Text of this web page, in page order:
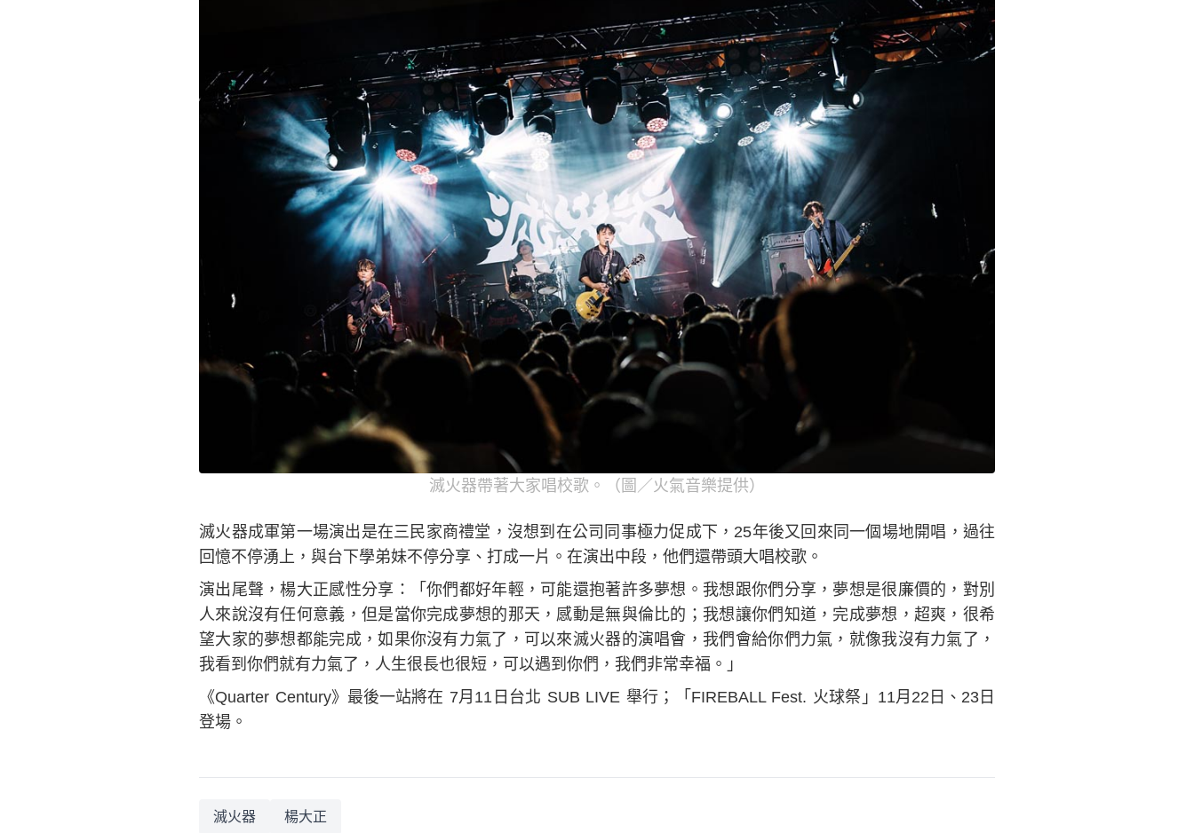
滅火器帶著大家唱校歌。（圖／火氣音樂提供）
滅火器成軍第一場演出是在三民家商禮堂，沒想到在公司同事極力促成下，25年後又回來同一個場地開唱，過往
回憶不停湧上，與台下學弟妹不停分享、打成一片。在演出中段，他們還帶頭大唱校歌。
演出尾聲，楊大正感性分享：「你們都好年輕，可能還抱著許多夢想。我想跟你們分享，夢想是很廉價的，對別
人來說沒有任何意義，但是當你完成夢想的那天，感動是無與倫比的；我想讓你們知道，完成夢想，超爽，很希
望大家的夢想都能完成，如果你沒有力氣了，可以來滅火器的演唱會，我們會給你們力氣，就像我沒有力氣了，
我看到你們就有力氣了，人生很長也很短，可以遇到你們，我們非常幸福。」
《Quarter Century》最後一站將在 7月11日台北 SUB LIVE 舉行；「FIREBALL Fest. 火球祭」11月22日、23日
登場。
滅火器 楊大正